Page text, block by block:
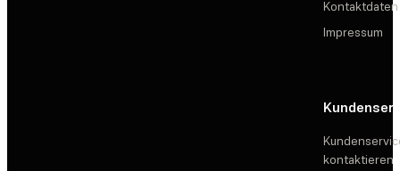
Kontaktdaten
Impressum
kontaktieren